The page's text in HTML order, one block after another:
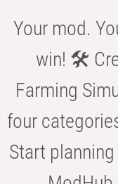
Your mod.
win! 🛠️
Farming
four
Start